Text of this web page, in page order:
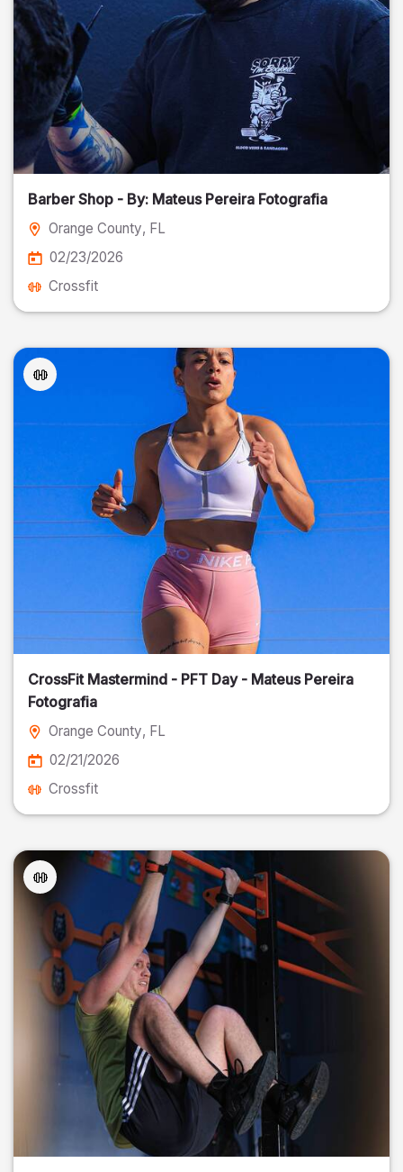
Barber Shop - By: Mateus Pereira Fotografia
Orange County, FL
02/23/2026
Crossfit
CrossFit Mastermind - PFT Day - Mateus Pereira
Fotografia
Orange County, FL
02/21/2026
Crossfit